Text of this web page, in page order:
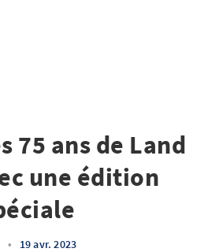
75 ans de Land
une édition
• 19 avr. 2023